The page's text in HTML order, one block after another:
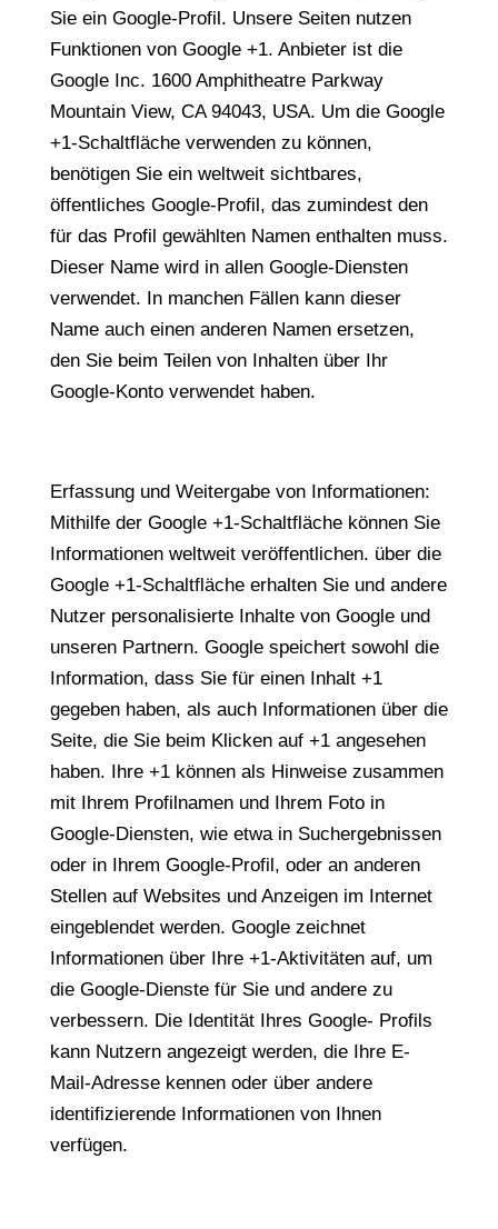
Sie ein Google-Profil. Unsere Seiten nutzen
Funktionen von Google +1. Anbieter ist die
Google Inc. 1600 Amphitheatre Parkway
Mountain View, CA 94043, USA. Um die Google
+1-Schaltfläche verwenden zu können,
benötigen Sie ein weltweit sichtbares,
öffentliches Google-Profil, das zumindest den
für das Profil gewählten Namen enthalten muss.
Dieser Name wird in allen Google-Diensten
verwendet. In manchen Fällen kann dieser
Name auch einen anderen Namen ersetzen,
den Sie beim Teilen von Inhalten über Ihr
Google-Konto verwendet haben.
Erfassung und Weitergabe von Informationen:
Mithilfe der Google +1-Schaltfläche können Sie
Informationen weltweit veröffentlichen. über die
Google +1-Schaltfläche erhalten Sie und andere
Nutzer personalisierte Inhalte von Google und
unseren Partnern. Google speichert sowohl die
Information, dass Sie für einen Inhalt +1
gegeben haben, als auch Informationen über die
Seite, die Sie beim Klicken auf +1 angesehen
haben. Ihre +1 können als Hinweise zusammen
mit Ihrem Profilnamen und Ihrem Foto in
Google-Diensten, wie etwa in Suchergebnissen
oder in Ihrem Google-Profil, oder an anderen
Stellen auf Websites und Anzeigen im Internet
eingeblendet werden. Google zeichnet
Informationen über Ihre +1-Aktivitäten auf, um
die Google-Dienste für Sie und andere zu
verbessern. Die Identität Ihres Google- Profils
kann Nutzern angezeigt werden, die Ihre E-
Mail-Adresse kennen oder über andere
identifizierende Informationen von Ihnen
verfügen.